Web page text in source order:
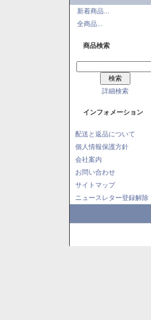
新着商品...
全商品...
商品検索
詳細検索
インフォメーション
配送と返品について
個人情報保護方針
会社案内
お問い合わせ
サイトマップ
ニュースレター登録解除